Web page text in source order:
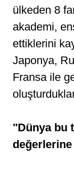
ülkeden 8
akademi,
ettiklerini
Japonya,
Fransa ile
"Dünya bu
değerlerine